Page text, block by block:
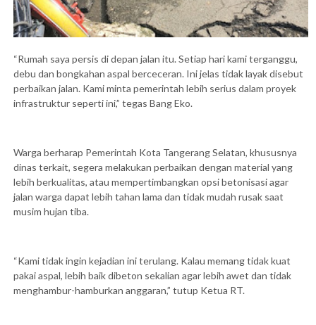
“Rumah saya persis di depan jalan itu. Setiap hari kami terganggu,
debu dan bongkahan aspal berceceran. Ini jelas tidak layak disebut
perbaikan jalan. Kami minta pemerintah lebih serius dalam proyek
infrastruktur seperti ini,” tegas Bang Eko.
Warga berharap Pemerintah Kota Tangerang Selatan, khususnya
dinas terkait, segera melakukan perbaikan dengan material yang
lebih berkualitas, atau mempertimbangkan opsi betonisasi agar
jalan warga dapat lebih tahan lama dan tidak mudah rusak saat
musim hujan tiba.
“Kami tidak ingin kejadian ini terulang. Kalau memang tidak kuat
pakai aspal, lebih baik dibeton sekalian agar lebih awet dan tidak
menghambur-hamburkan anggaran,” tutup Ketua RT.